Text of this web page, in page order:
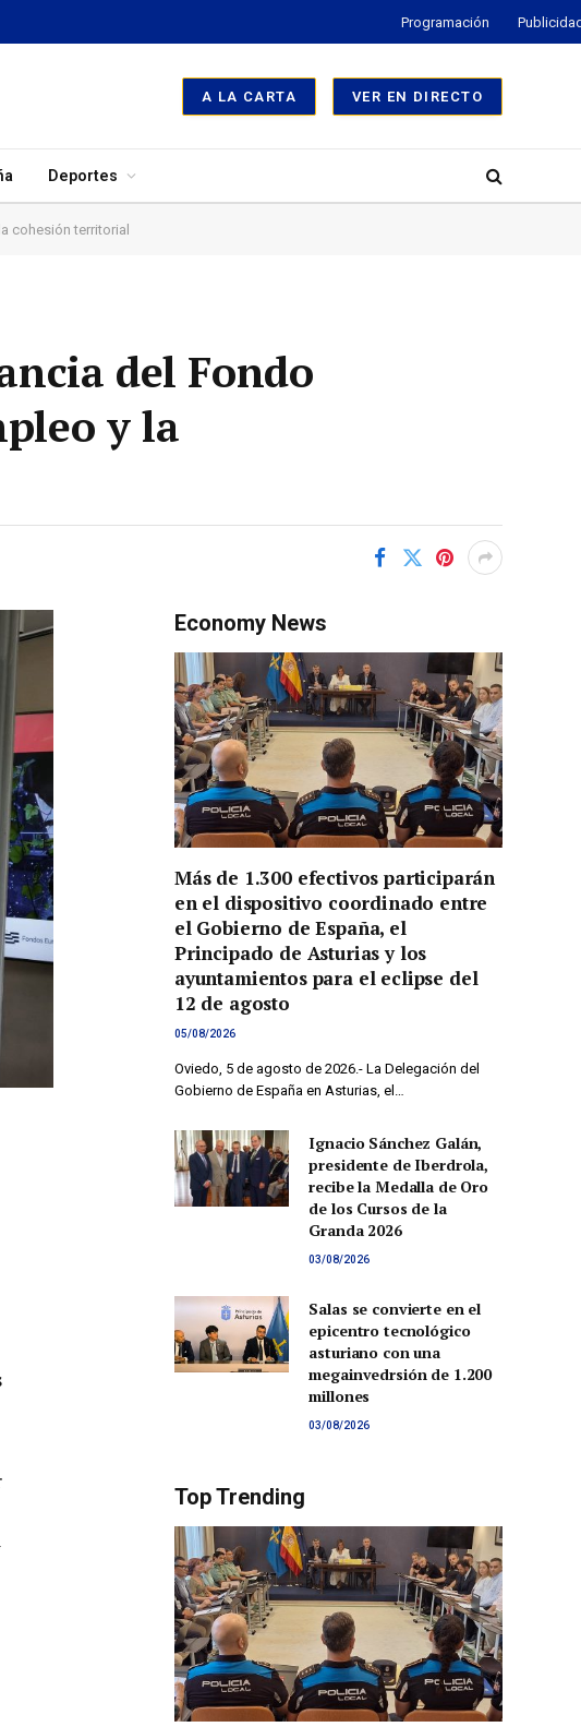
Programación
A LA CARTA VER EN DIRECTO
Deportes
cohesión territorial
del Fondo
y la
Economy News
Más de 1.300 efectivos participarán
en el dispositivo coordinado entre
el Gobierno de España, el
Principado de Asturias y los
ayuntamientos para el eclipse del
12 de agosto
05/08/2026
Oviedo, 5 de agosto de 2026.- La Delegación del
Gobierno de España en Asturias, el…
Ignacio Sánchez Galán,
presidente de Iberdrola,
recibe la Medalla de Oro
de los Cursos de la
Granda 2026
03/08/2026
Salas se convierte en el
epicentro tecnológico
asturiano con una
megainvedrsión de 1.200
millones
03/08/2026
Top Trending